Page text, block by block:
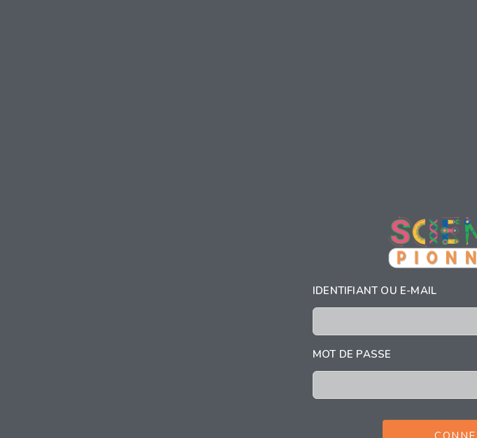
IDENTIFIANT OU E-MAIL
MOT DE PASSE